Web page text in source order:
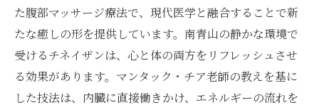
た腹部マッサージ療法で、現代医学と融合することで新
たな癒しの形を提供しています。南青山の静かな環境で
受けるチネイザンは、心と体の両方をリフレッシュさせ
る効果があります。マンタック・チア老師の教えを基に
した技法は、内臓に直接働きかけ、エネルギーの流れを